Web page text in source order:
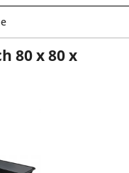
80 x 80 x